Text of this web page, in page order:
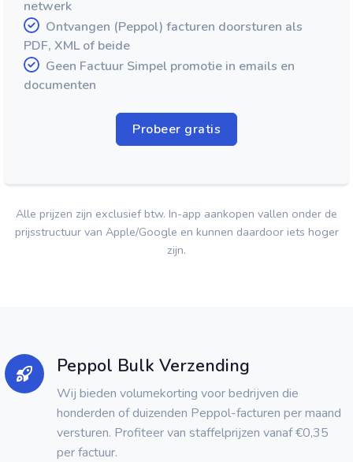
netwerk
Ontvangen (Peppol) facturen doorsturen als
PDF, XML of beide
Geen Factuur Simpel promotie in emails en
documenten
Probeer gratis
Alle prijzen zijn exclusief btw. In-app aankopen vallen onder de
prijsstructuur van Apple/Google en kunnen daardoor iets hoger
zijn.
Peppol Bulk Verzending
Wij bieden volumekorting voor bedrijven die
honderden of duizenden Peppol-facturen per maand
versturen. Profiteer van staffelprijzen vanaf €0,35
per factuur.